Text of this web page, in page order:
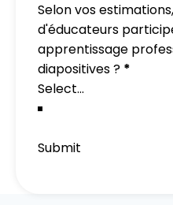
Selon vos
d'éducateurs
apprentissage
diapositives ? *
Submit